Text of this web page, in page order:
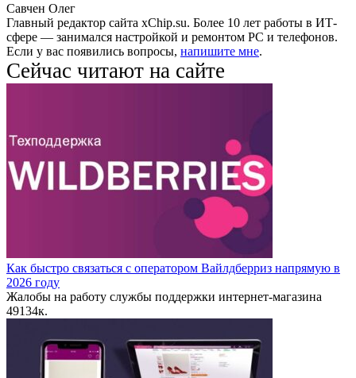
Савчен Олег
Главный редактор сайта xChip.su. Более 10 лет работы в ИТ-
сфере — занимался настройкой и ремонтом PC и телефонов.
Если у вас появились вопросы, напишите мне.
Сейчас читают на сайте
Как быстро связаться с оператором Вайлдберриз напрямую в
2026 году
Жалобы на работу службы поддержки интернет-магазина
49134к.